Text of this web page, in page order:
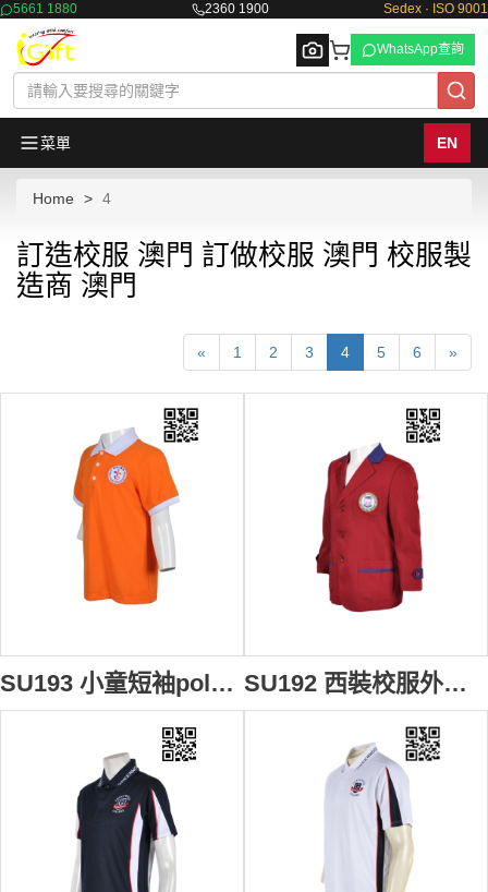
5661 1880 2360 1900 Sedex · ISO 9001
WhatsApp查詢
菜單 EN
Home 4
訂造校服 澳門 訂做校服 澳門 校服製
造商 澳門
« 1 2 3 4 5 6 »
SU193 小童短袖polo上衣 設計訂造 兒童Polo訂做 小童軍制服polo衫 校服制服polo衫 校服polo衫公司 SU192 西裝校服外套 來版訂製 幼稚園西裝外套 校服西裝外套設計 西裝外套配搭 校服外套生產商